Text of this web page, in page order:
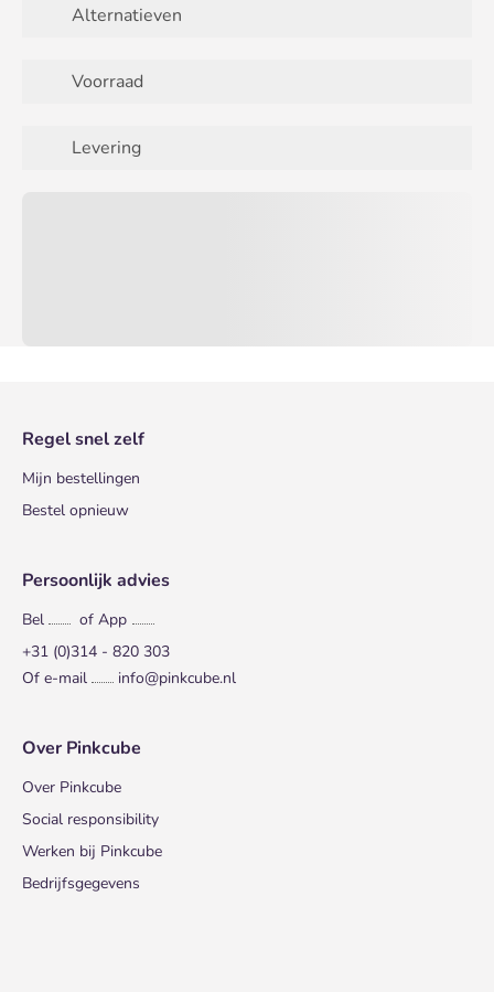
Alternatieven
Voorraad
Levering
Regel snel zelf
Mijn bestellingen
Bestel opnieuw
Persoonlijk advies
Bel
of App
+31 (0)314 - 820 303
Of e-mail
info@pinkcube.nl
Over Pinkcube
Over Pinkcube
Social responsibility
Werken bij Pinkcube
Bedrijfsgegevens